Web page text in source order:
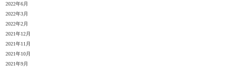
2022年6月
2022年3月
2022年2月
2021年12月
2021年11月
2021年10月
2021年9月